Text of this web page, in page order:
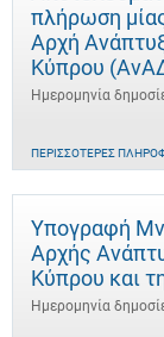
πλήρωση
Αρχή
Κύπρου
Ημερομηνία
ΠΕΡΙΣΣΌΤΕΡΕΣ
Υπογραφή
Αρχής
Κύπρου και
Ημερομηνία